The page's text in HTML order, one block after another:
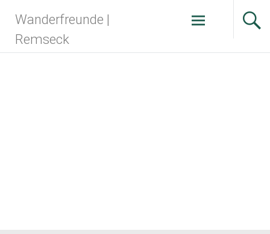
Inhalt
springen
Wanderfreunde |
Remseck